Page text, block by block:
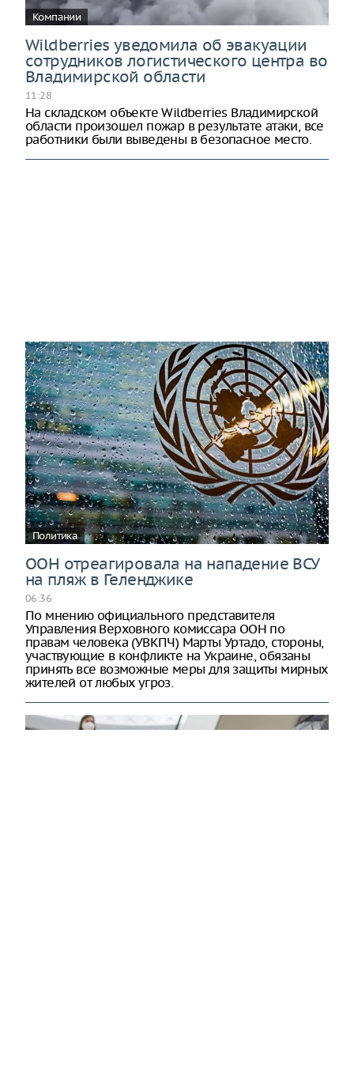
Компании
Wildberries уведомила об эвакуации
сотрудников логистического центра во
Владимирской области
11:28
На складском объекте Wildberries Владимирской
области произошел пожар в результате атаки, все
работники были выведены в безопасное место.
Политика
ООН отреагировала на нападение ВСУ
на пляж в Геленджике
06:36
По мнению официального представителя
Управления Верховного комиссара ООН по
правам человека (УВКПЧ) Марты Уртадо, стороны,
участвующие в конфликте на Украине, обязаны
принять все возможные меры для защиты мирных
жителей от любых угроз.